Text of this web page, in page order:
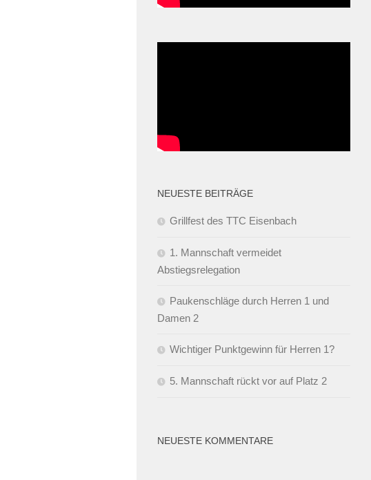
NEUESTE BEITRÄGE
Grillfest des TTC Eisenbach
1. Mannschaft vermeidet
Abstiegsrelegation
Paukenschläge durch Herren 1 und
Damen 2
Wichtiger Punktgewinn für Herren 1?
5. Mannschaft rückt vor auf Platz 2
NEUESTE KOMMENTARE